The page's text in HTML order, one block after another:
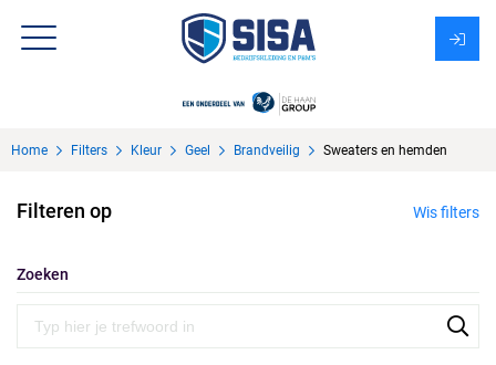
Over Sisa
KMS
Uitzendbureau?
Home Filters Kleur Geel Brandveilig Sweaters en hemden
Filteren op Wis filters
Zoeken